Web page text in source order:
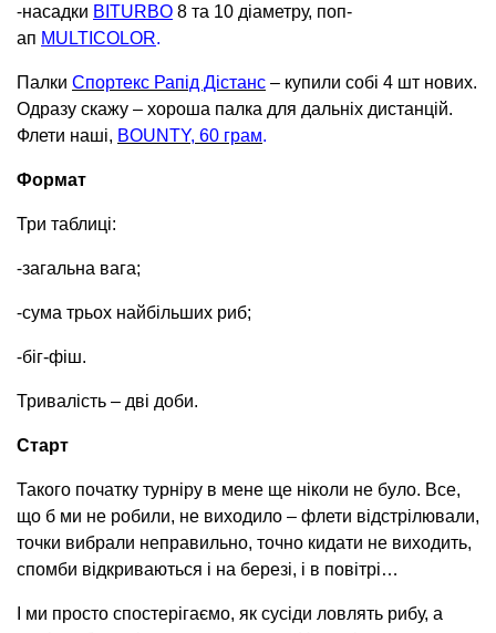
⁃насадки BITURBO 8 та 10 діаметру, поп-
ап MULTICOLOR.
Палки Спортекс Рапід Дістанс – купили собі 4 шт нових.
Одразу скажу – хороша палка для дальніх дистанцій.
Флети наші, BOUNTY, 60 грам.
Формат
Три таблиці:
⁃загальна вага;
⁃сума трьох найбільших риб;
⁃біг-фіш.
Тривалість – дві доби.
Старт
Такого початку турніру в мене ще ніколи не було. Все,
що б ми не робили, не виходило – флети відстрілювали,
точки вибрали неправильно, точно кидати не виходить,
спомби відкриваються і на березі, і в повітрі…
І ми просто спостерігаємо, як сусіди ловлять рибу, а